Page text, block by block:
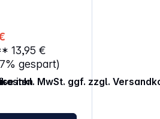
Mikrofasertuch,
im Deckel
Material
% PES
13,95 €
gespart)
inkl. MwSt. ggf. zzgl.